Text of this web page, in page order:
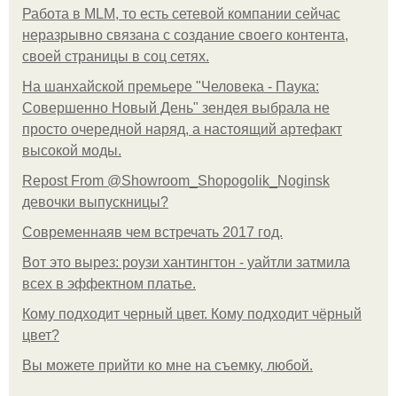
Работа в MLM, то есть сетевой компании сейчас
неразрывно связана с создание своего контента,
своей страницы в соц сетях.
На шанхайской премьере "Человека - Паука:
Совершенно Новый День" зендея выбрала не
просто очередной наряд, а настоящий артефакт
высокой моды.
Repost From @Showroom_Shopogolik_Noginsk
девочки выпускницы?
Современнаяв чем встречать 2017 год.
Вот это вырез: роузи хантингтон - уайтли затмила
всех в эффектном платьe.
Кому подходит черный цвет. Кому подходит чёрный
цвет?
Вы можете прийти ко мне на съемку, любой.